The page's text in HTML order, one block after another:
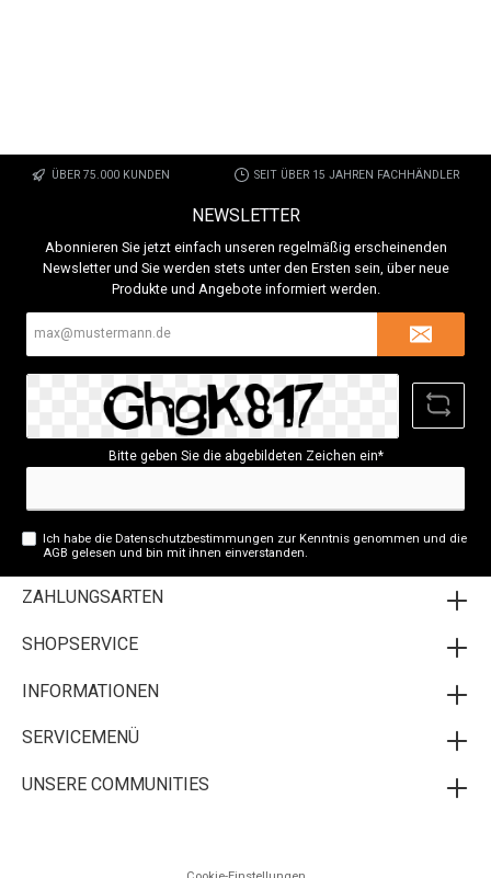
ÜBER 75.000 KUNDEN SEIT ÜBER 15 JAHREN FACHHÄNDLER
NEWSLETTER
Abonnieren Sie jetzt einfach unseren regelmäßig erscheinenden
Newsletter und Sie werden stets unter den Ersten sein, über neue
Produkte und Angebote informiert werden.
Bitte geben Sie die abgebildeten Zeichen ein*
Ich habe dieDatenschutzbestimmungen zur Kenntnis genommen und die
AGB gelesen und bin mit ihnen einverstanden.
ZAHLUNGSARTEN
SHOPSERVICE
INFORMATIONEN
SERVICEMENÜ
UNSERE COMMUNITIES